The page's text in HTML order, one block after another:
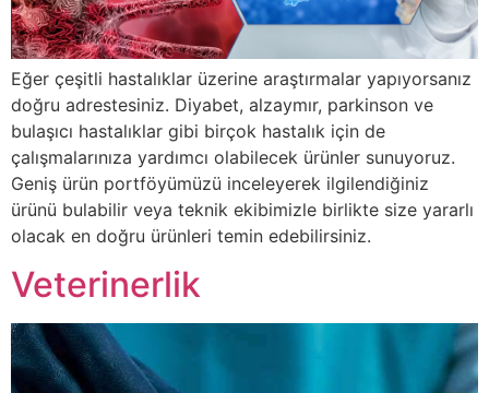
Eğer çeşitli hastalıklar üzerine araştırmalar yapıyorsanız
doğru adrestesiniz. Diyabet, alzaymır, parkinson ve
bulaşıcı hastalıklar gibi birçok hastalık için de
çalışmalarınıza yardımcı olabilecek ürünler sunuyoruz.
Geniş ürün portföyümüzü inceleyerek ilgilendiğiniz
ürünü bulabilir veya teknik ekibimizle birlikte size yararlı
olacak en doğru ürünleri temin edebilirsiniz.
Veterinerlik